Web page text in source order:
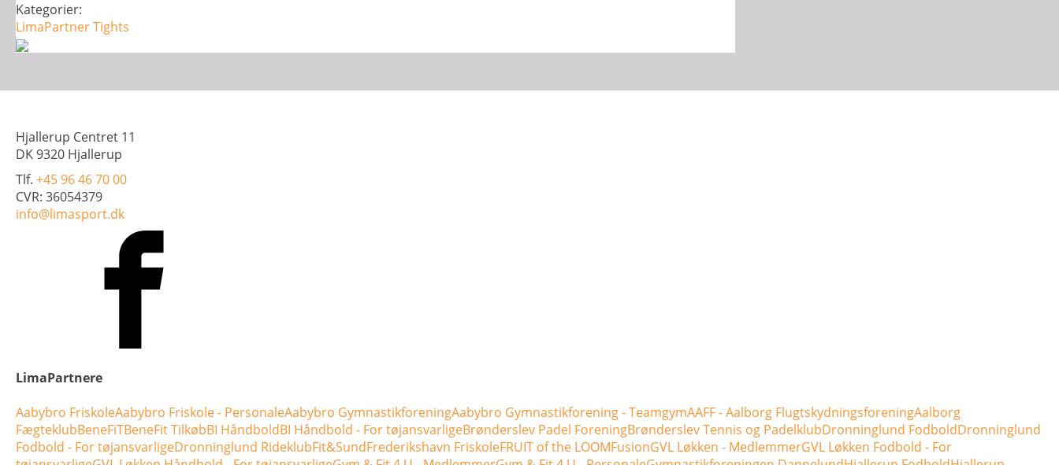
Kategorier:
LimaPartnerTights
Hjallerup Centret 11
DK 9320 Hjallerup
Tlf. +45 96 46 70 00
CVR: 36054379
info@limasport.dk
LimaPartnere
Aabybro FriskoleAabybro Friskole - PersonaleAabybro GymnastikforeningAabybro Gymnastikforening - TeamgymAAFF - Aalborg FlugtskydningsforeningAalborg
FægteklubBeneFiTBeneFit TilkøbBI HåndboldBI Håndbold - For tøjansvarligeBrønderslev Padel ForeningBrønderslev Tennis og PadelklubDronninglund FodboldDronninglund
Fodbold - For tøjansvarligeDronninglund RideklubFit&SundFrederikshavn FriskoleFRUIT of the LOOMFusionGVL Løkken - MedlemmerGVL Løkken Fodbold - For